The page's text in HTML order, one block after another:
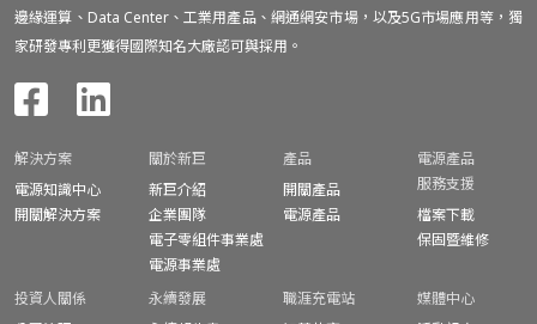
邊緣運算、Data Center、工業用產品、網通網安市場，以及5G市場應用等，獨
家研發專利更獲得國際知名大廠認可與採用。
解決方案
電源知識中心
開關解決方案
關於新巨
新巨介紹
企業團隊
電子零組件事業處
電源事業處
產品
開關產品
電源產品
電源產品
服務支援
檔案下載
保固暨維修
投資人關係
永續發展
職涯充電站
媒體中心